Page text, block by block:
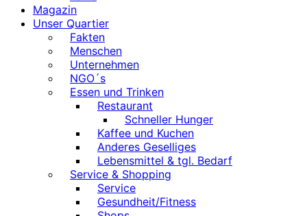
Magazin
Unser Quartier
Fakten
Menschen
Unternehmen
NGO´s
Essen und Trinken
Restaurant
Schneller Hunger
Kaffee und Kuchen
Anderes Geselliges
Lebensmittel & tgl. Bedarf
Service & Shopping
Service
Gesundheit/Fitness